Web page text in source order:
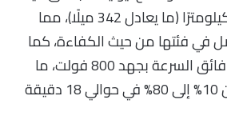
يصل إلى حوالي 550 كيلومترًا (ما يعادل 342 ميلًا)، مما
في فئتها من حيث الكفاءة، كما
تدعم السيارة الشحن فائق السرعة بجهد 800 فولت، ما
يتيح شحن البطارية من 10% إلى 80% في حوالي 18 دقيقة